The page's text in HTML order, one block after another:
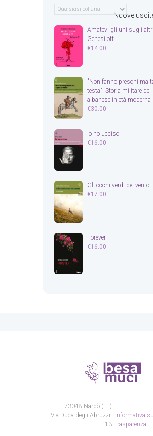
Nuove
Amatevi gli uni sugli
Genesi off
€14.00
"Non fanno presoni ma
testa". Storia militare del
albanese in età moderna
€30.00
Io ho ucciso
€16.00
Gli occhi verdi del vento
€17.00
Forever
€16.00
Informativa
trasparenza
73048 Nardò (LE)
Via Duca degli Abruzzi,
13